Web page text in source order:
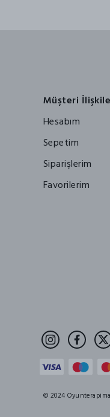
Müşteri
Hesabım
Sepetim
Siparişlerim
Favorilerim
© 2024